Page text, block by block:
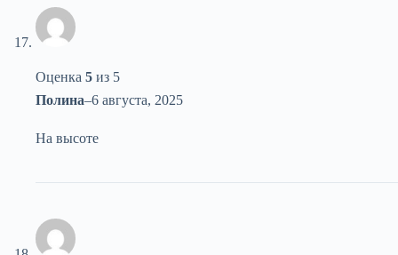
Оценка 5 из 5
Полина–6 августа, 2025
На высоте